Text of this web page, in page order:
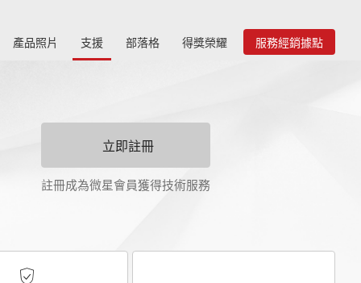
產品照片 支援 部落格 得獎榮耀 服務經銷據點
立即註冊
註冊成為微星會員獲得技術服務